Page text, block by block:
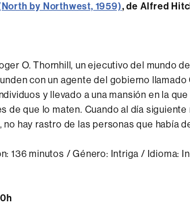
by Northwest, 1959), de Alfred
O. Thornhill, un ejecutivo del mundo
con un agente del gobierno llamado
y llevado a una mansión en la
de que lo maten. Cuando al día siguiente
no hay rastro de las personas que había
136 minutos / Género: Intriga / Idioma: